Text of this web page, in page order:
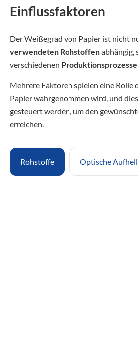
Einflussfaktoren
Der Weißegrad von Papier ist nicht
verwendeten Rohstoffenabhängig,
verschiedenen
Mehrere Faktoren spielen eine Rolle
Papier wahrgenommen wird, und
gesteuert werden, um den
erreichen.
Rohstoffe Optische